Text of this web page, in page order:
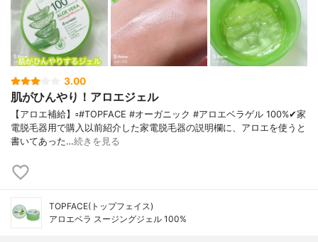
3.00
肌がひんやり！アロエジェル
【アロエ補給】▫️#TOPFACE #オーガニック #アロエベラゲル 100%✔家
電脱毛器用で購入以前紹介した家電脱毛器の説明欄に、アロエを使うと
書いてあった…続きを見る
TOPFACE(トップフェイス)
アロエベラ スージングジェル 100%